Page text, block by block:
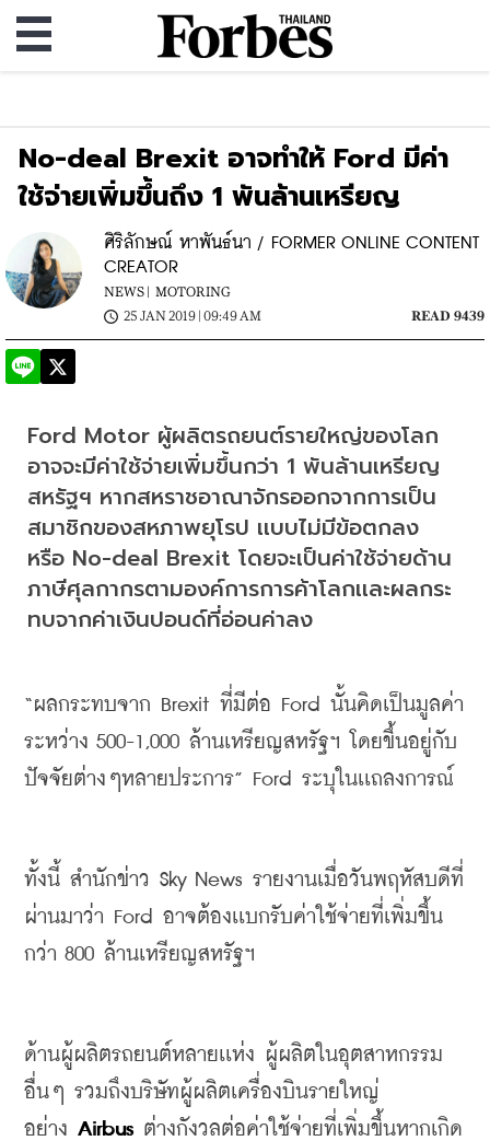
No-deal Brexit อาจทำให้ Ford มีค่า
ใช้จ่ายเพิ่มขึ้นถึง 1 พันล้านเหรียญ
ศิริลักษณ์ หาพันธ์นา / FORMER ONLINE CONTENT
CREATOR
NEWS |
MOTORING
25 JAN 2019 | 09:49 AM
READ 9439
Ford Motor ผู้ผลิตรถยนต์รายใหญ่ของโลก
อาจจะมีค่าใช้จ่ายเพิ่มขึ้นกว่า 1 พันล้านเหรียญ
สหรัฐฯ หากสหราชอาณาจักรออกจากการเป็น
สมาชิกของสหภาพยุโรป เเบบไม่มีข้อตกลง
หรือ No-deal Brexit โดยจะเป็นค่าใช้จ่ายด้าน
ภาษีศุลกากรตามองค์การการค้าโลกเเละผลกระ
ทบจากค่าเงินปอนด์ที่อ่อนค่าลง
“ผลกระทบจาก Brexit ที่มีต่อ Ford นั้นคิดเป็นมูลค่า
ระหว่าง 500-1,000 ล้านเหรียญสหรัฐฯ โดยขึ้นอยู่กับ
ปัจจัยต่างๆหลายประการ” Ford ระบุในเเถลงการณ์
ทั้งนี้ สำนักข่าว Sky News รายงานเมื่อวันพฤหัสบดีที่
ผ่านมาว่า Ford อาจต้องเเบกรับค่าใช้จ่ายที่เพิ่มขึ้น
กว่า 800 ล้านเหรียญสหรัฐฯ
ด้านผู้ผลิตรถยนต์หลายเเห่ง ผู้ผลิตในอุตสาหกรรม
อื่นๆ รวมถึงบริษัทผู้ผลิตเครื่องบินรายใหญ่
อย่าง Airbus ต่างกังวลต่อค่าใช้จ่ายที่เพิ่มขึ้นหากเกิด